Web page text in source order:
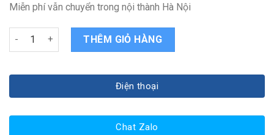
Miễn phí vẫn chuyển trong nội thành Hà Nội
Sạc Laptop SONY VAIO VPC EL quantity
THÊM GIỎ HÀNG
Điện thoại
Chat Zalo